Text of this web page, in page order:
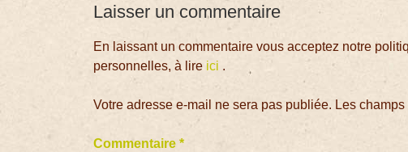
Laisser un commentaire
En laissant un commentaire vous acceptez notre
personnelles, à lire ici .
Votre adresse e-mail ne sera pas publiée. Les
Commentaire*